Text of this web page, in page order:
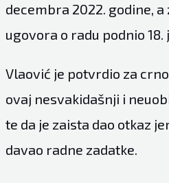
decembra 2022. godine,
ugovora o radu podnio
Vlaović je potvrdio za
ovaj nesvakidašnji i
te da je zaista dao otkaz
davao radne zadatke.